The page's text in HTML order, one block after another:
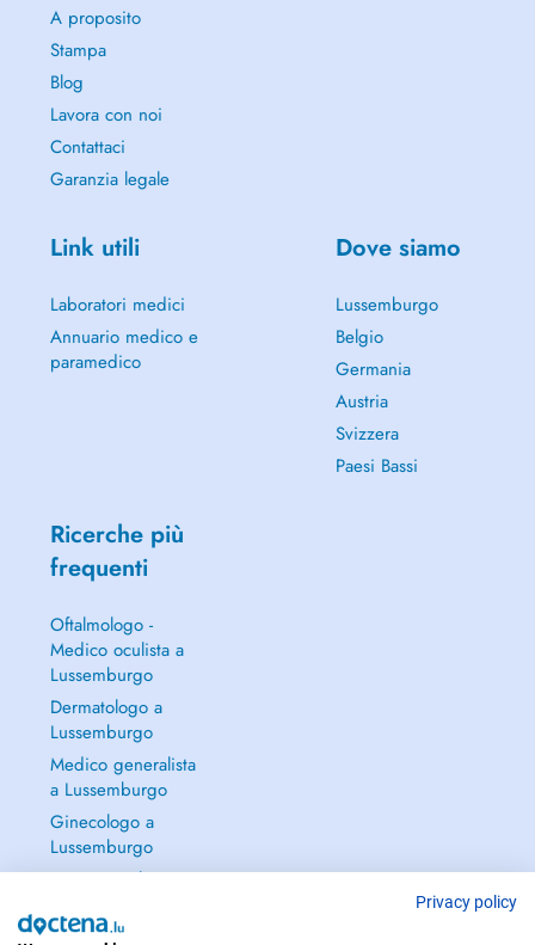
A proposito
Stampa
Blog
Lavora con noi
Contattaci
Garanzia legale
Link utili
Laboratori medici
Annuario medico e
paramedico
Dove siamo
Lussemburgo
Belgio
Germania
Austria
Svizzera
Paesi Bassi
Ricerche più
frequenti
Oftalmologo -
Medico oculista a
Lussemburgo
Dermatologo a
Lussemburgo
Medico generalista
a Lussemburgo
Ginecologo a
Lussemburgo
Continua a leggere
Privacy policy